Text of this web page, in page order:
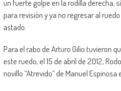
un fuerte golpe en la rodilla derecha,
para revisión y ya no regresar al
astado.
Para el rabo de Arturo Gilio tuvieron
este ruedo, el 15 de abril de 2012,
novillo “Atrevido” de Manuel Espinosa